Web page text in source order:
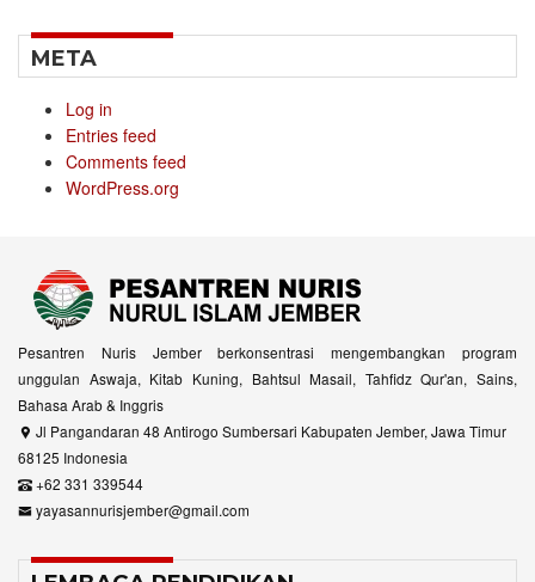
META
Log in
Entries feed
Comments feed
WordPress.org
Pesantren Nuris Jember berkonsentrasi mengembangkan program
unggulan Aswaja, Kitab Kuning, Bahtsul Masail, Tahfidz Qur'an, Sains,
Bahasa Arab & Inggris
Jl Pangandaran 48 Antirogo Sumbersari Kabupaten Jember, Jawa Timur
68125 Indonesia
+62 331 339544
yayasannurisjember@gmail.com